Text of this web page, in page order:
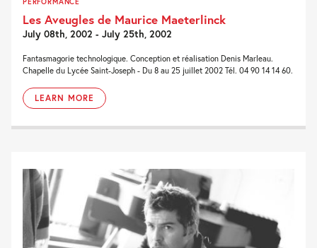
Les Aveugles de Maurice Maeterlinck
July 08th, 2002 - July 25th, 2002
Fantasmagorie technologique. Conception et réalisation Denis Marleau.
Chapelle du Lycée Saint-Joseph - Du 8 au 25 juillet 2002 Tél. 04 90 14 14 60.
LEARN MORE